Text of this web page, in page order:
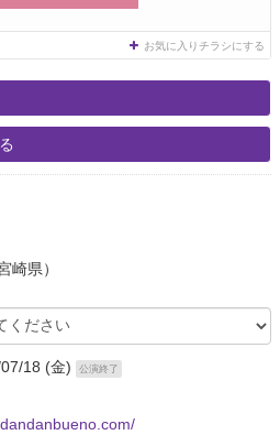
お気に入りチラシにする
崎県）
18 (金) 公演終了